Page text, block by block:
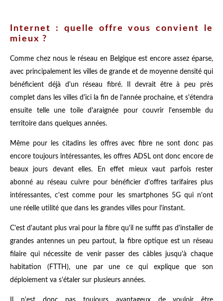
Internet : quelle offre vous convient le
mieux ?
Comme chez nous le réseau en Belgique est encore assez éparse,
avec principalement les villes de grande et de moyenne densité qui
bénéficient déjà d'un réseau fibré. Il devrait être à peu près
complet dans les villes d'ici la fin de l'année prochaine, et s'étendra
ensuite telle une toile d'araignée pour couvrir l'ensemble du
territoire dans quelques années.
Même pour les citadins les offres avec fibre ne sont donc pas
encore toujours intéressantes, les offres ADSL ont donc encore de
beaux jours devant elles. En effet mieux vaut parfois rester
abonné au réseau cuivre pour bénéficier d'offres tarifaires plus
intéressantes, c'est comme pour les smartphones 5G qui n'ont
une réelle utilité que dans les grandes villes pour l'instant.
C'est d'autant plus vrai pour la fibre qu'il ne suffit pas d'installer de
grandes antennes un peu partout, la fibre optique est un réseau
filaire qui nécessite de venir passer des câbles jusqu'à chaque
habitation (FTTH), une par une ce qui explique que son
déploiement va s'étaler sur plusieurs années.